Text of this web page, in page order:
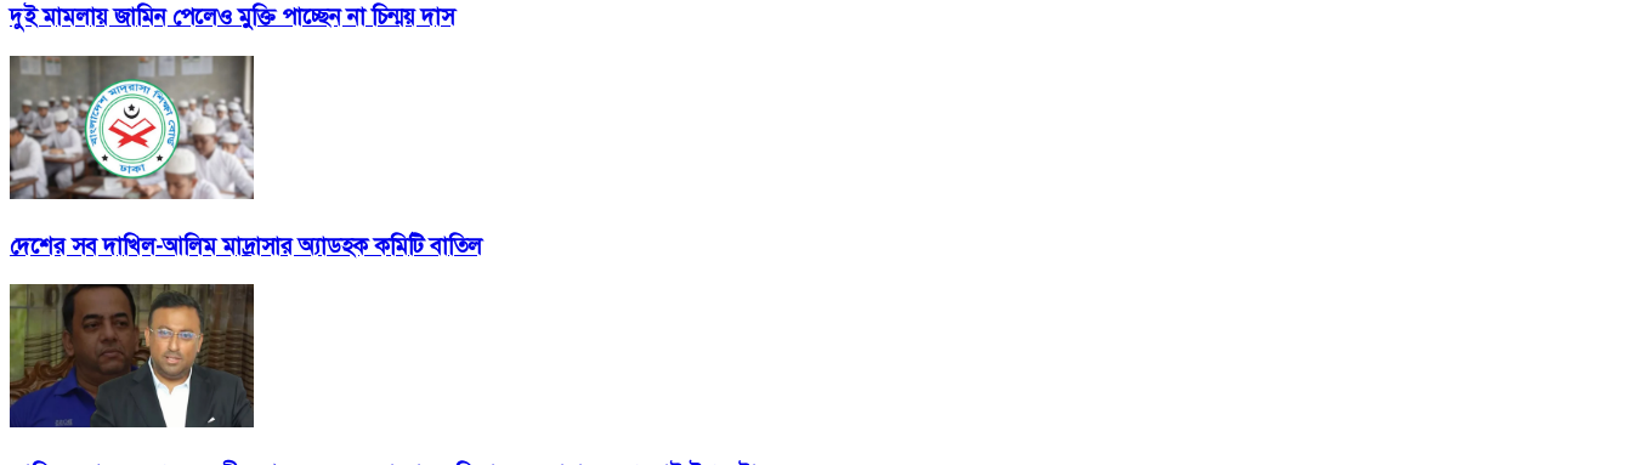
দুই মামলায় জামিন পেলেও মুক্তি পাচ্ছেন না চিন্ময় দাস
দেশের সব দাখিল-আলিম মাদ্রাসার অ্যাডহক কমিটি বাতিল